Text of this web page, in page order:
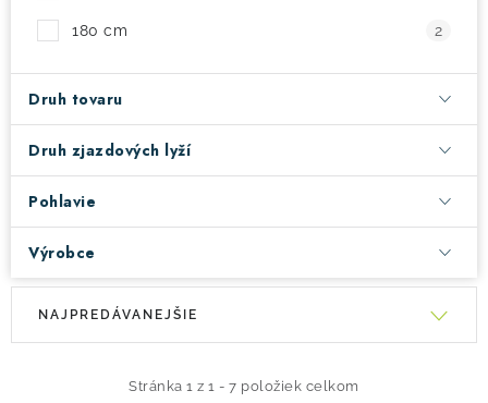
180 cm 2
Druh tovaru
Druh zjazdových lyží
Pohlavie
Výrobce
V
Stránka1 z1 -7 položiek celkom
R
NAJPREDÁVANEJŠIE